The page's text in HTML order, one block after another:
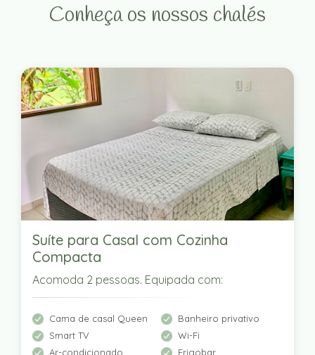
Conheça os nossos chalés
Suíte para Casal com Cozinha
Compacta
Acomoda 2 pessoas. Equipada com:
Cama de casal Queen
Banheiro privativo
Smart TV
Wi-Fi
Ar-condicionado
Frigobar